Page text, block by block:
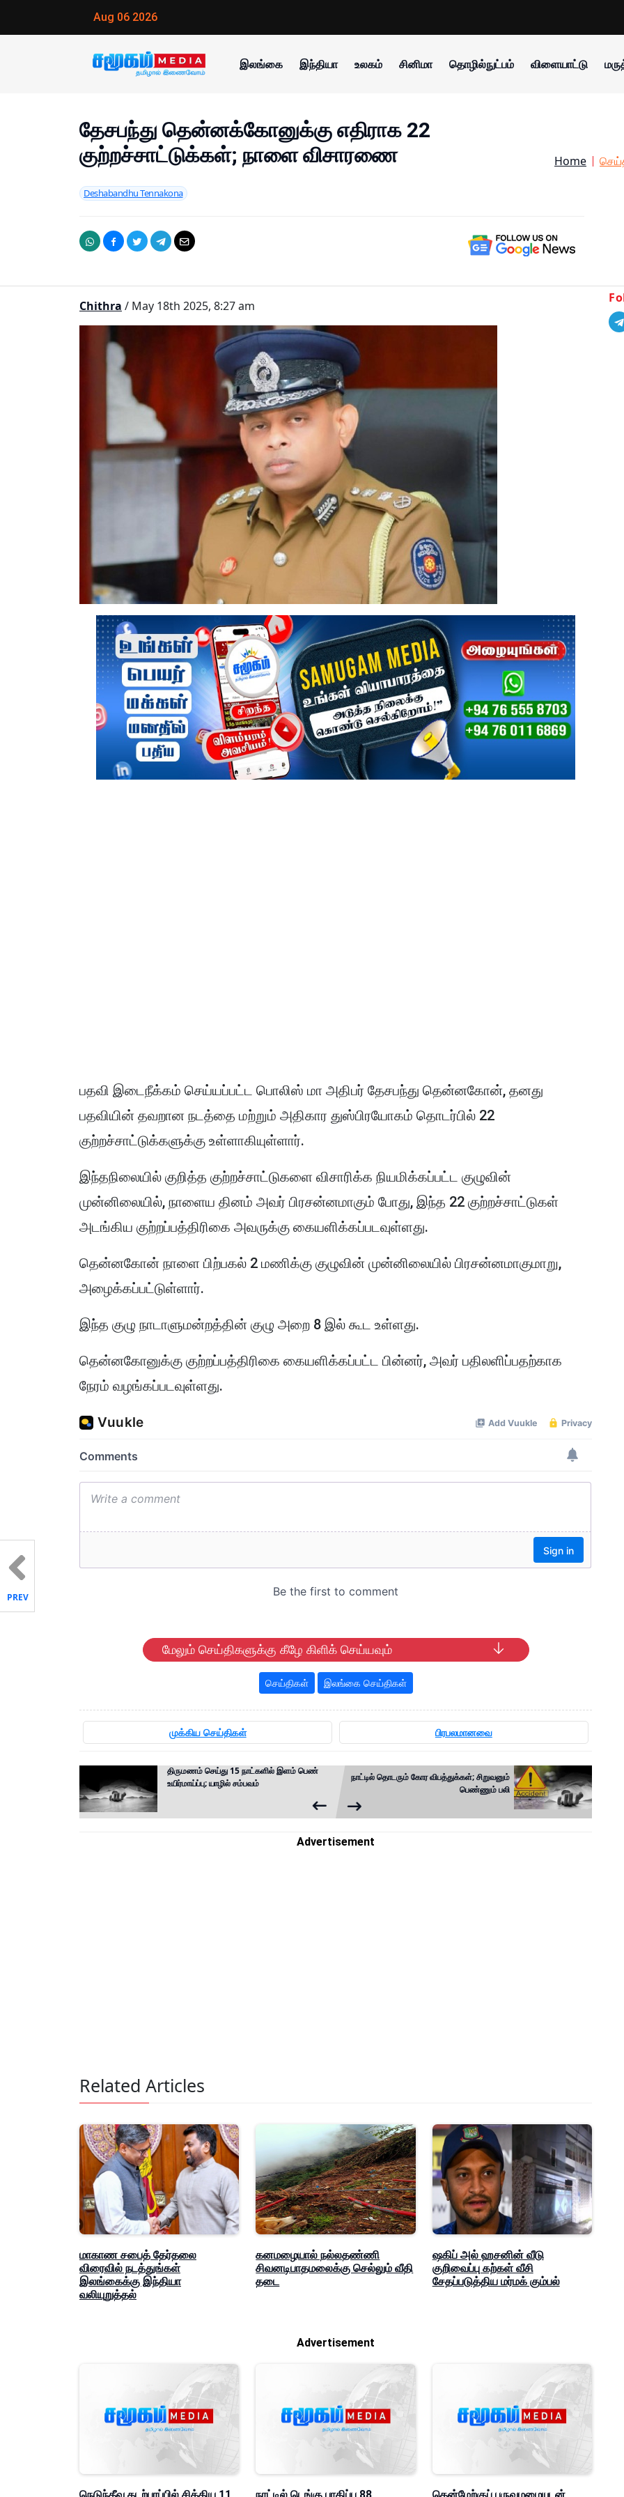
Aug 06 2026
இலங்கை இந்தியா உலகம் சினிமா தொழில்நுட்பம் விளையாட்டு
தேசபந்து தென்னக்கோனுக்கு எதிராக 22
குற்றச்சாட்டுக்கள்; நாளை விசாரணை
Deshabandhu Tennakona
Home
Chithra / May 18th 2025, 8:27 am
பதவி இடைநீக்கம் செய்யப்பட்ட பொலிஸ் மா அதிபர் தேசபந்து தென்னகோன், தனது
பதவியின் தவறான நடத்தை மற்றும் அதிகார துஸ்பிரயோகம் தொடர்பில் 22
குற்றச்சாட்டுக்களுக்கு உள்ளாகியுள்ளார்.
இந்தநிலையில் குறித்த குற்றச்சாட்டுகளை விசாரிக்க நியமிக்கப்பட்ட குழுவின்
முன்னிலையில், நாளைய தினம் அவர் பிரசன்னமாகும் போது, இந்த 22 குற்றச்சாட்டுகள்
அடங்கிய குற்றப்பத்திரிகை அவருக்கு கையளிக்கப்படவுள்ளது.
தென்னகோன் நாளை பிற்பகல் 2 மணிக்கு குழுவின் முன்னிலையில் பிரசன்னமாகுமாறு,
அழைக்கப்பட்டுள்ளார்.
இந்த குழு நாடாளுமன்றத்தின் குழு அறை 8 இல் கூட உள்ளது.
தென்னகோனுக்கு குற்றப்பத்திரிகை கையளிக்கப்பட்ட பின்னர், அவர் பதிலளிப்பதற்காக
நேரம் வழங்கப்படவுள்ளது.
மேலும் செய்திகளுக்கு கீழே கிளிக் செய்யவும்
செய்திகள் இலங்கை செய்திகள்
முக்கிய செய்திகள் பிரபலமானவை
திருமணம் செய்து 15 நாட்களில் இளம் பெண்
உயிர்மாய்ப்பு; யாழில் சம்பவம்
நாட்டில் தொடரும் கோர விபத்துக்கள்; சிறுவனும்
பெண்ணும் பலி
PREV
Advertisement
Related Articles
மாகாண சபைத் தேர்தலை
விரைவில் நடத்துங்கள்
இலங்கைக்கு இந்தியா
வலியுறுத்தல்
கனமழையால் நல்லதண்ணி
சிவனடிபாதமலைக்கு செல்லும் வீதி
தடை
ஷகிப் அல் ஹசனின் வீடு
குறிவைப்பு கற்கள் வீசி
சேதப்படுத்திய மர்மக் கும்பல்
Advertisement